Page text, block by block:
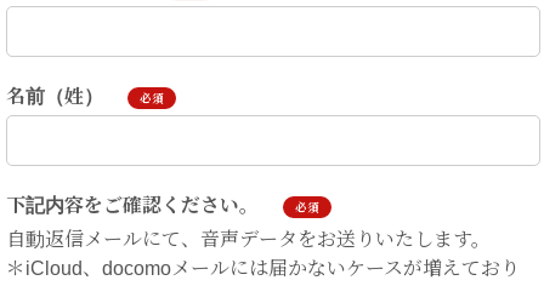
名前（姓） 必須
下記内容をご確認ください。 必須
自動返信メールにて、音声データをお送りいたします。
＊iCloud、docomoメールには届かないケースが増えており